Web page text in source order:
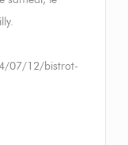
07/12/bistrot-